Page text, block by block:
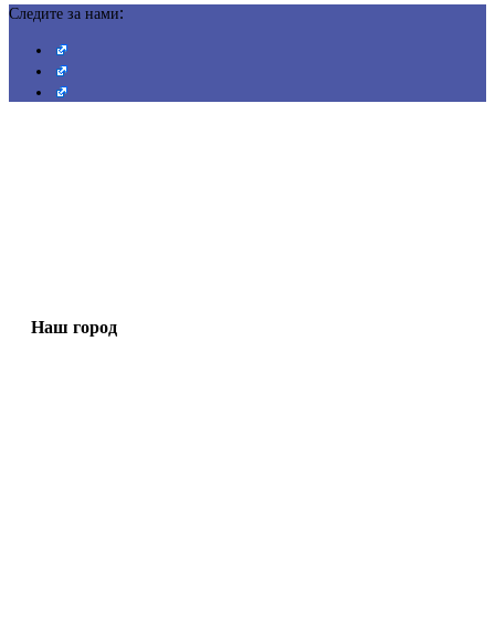
Следите за нами:
Наш город